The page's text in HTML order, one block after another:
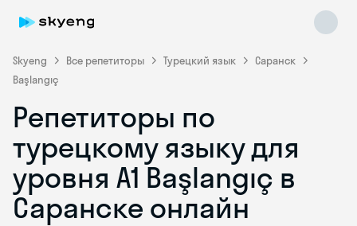
Skyeng Все репетиторы Турецкий язык
Саранск
Başlangıç
Репетиторы по
турецкому языку для
уровня A1 Başlangıç в
Саранске онлайн
Skyeng Chat